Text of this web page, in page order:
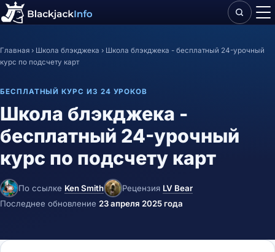
Главная › Школа блэкджека › Школа блэкджека - бесплатный 24-урочный
курс по подсчету карт
БЕСПЛАТНЫЙ КУРС ИЗ 24 УРОКОВ
Школа блэкджека -
бесплатный 24-урочный
курс по подсчету карт
По ссылке Ken Smith Рецензия LV Bear
Последнее обновление 23 апреля 2025 года